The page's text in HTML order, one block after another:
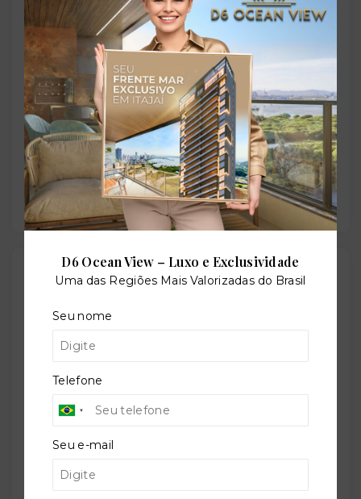
Situação:
Em construção
Previsão de entrega:
31/07/2028
Localização
+
−
D6 Ocean View – Luxo e Exclusividade
Uma das Regiões Mais Valorizadas do Brasil
Seu nome
Telefone
Seu e-mail